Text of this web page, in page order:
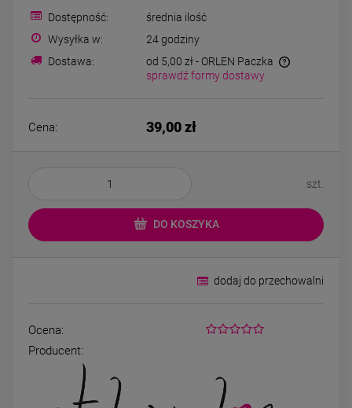
Bransoletka srebrna STAL
CHIRURGICZNA
modułowa ażurowa
cyrkonie
69,00 zł
Dostępność:
średnia ilość
Wysyłka w:
24 godziny
Dostawa:
od 5,00 zł - ORLEN Paczka
sprawdź formy dostawy
Cena: 39,00 zł
szt.
DO KOSZYKA
dodaj do przechowalni
Ocena:
Producent: